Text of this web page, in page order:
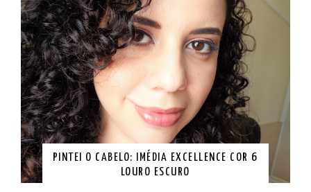
PINTEI O CABELO: IMÉDIA EXCELLENCE COR 6
LOURO ESCURO